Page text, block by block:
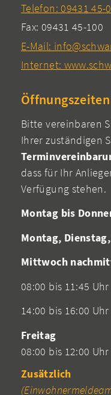
Telefon: 09431 45-0
Fax: 09431 45-100
E-Mail:
Internet:
Bitte vereinbaren
Ihrer zuständigen
dass für Ihr
Verfügung stehen.
Montag bis
Montag,
Mittwoch
08:00 bis 11:45 Uhr
14:00 bis 16:00 Uhr
Freitag
08:00 bis 12:00 Uhr
Zusätzlich